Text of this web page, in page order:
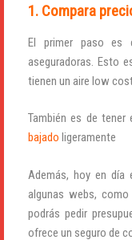
1. Compara
El primer paso es
aseguradoras. Esto
tienen un aire low
También es de
bajado ligeramente
Además, hoy en día
algunas webs,
podrás pedir
ofrece un seguro de